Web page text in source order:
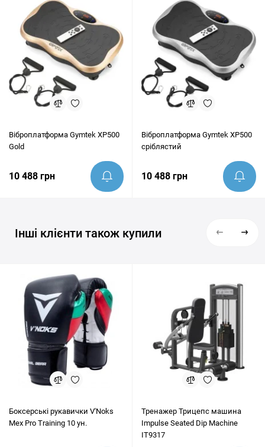
Віброплатформа Gymtek XP500
Gold
10 488 грн
Віброплатформа Gymtek XP500
сріблястий
10 488 грн
Інші клієнти також купили
Боксерські рукавички V'Noks
Mex Pro Training 10 ун.
Тренажер Трицепс машина
Impulse Seated Dip Machine
IT9317